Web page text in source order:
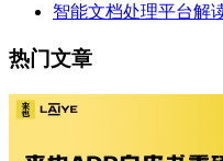
智能文档处理平台解
热门文章